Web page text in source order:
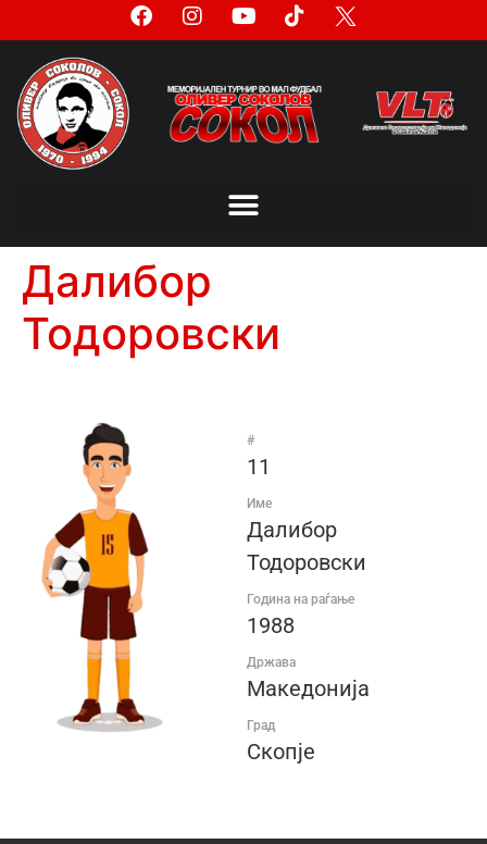
Далибор
Тодоровски
#
11
Име
Далибор
Тодоровски
Година на раѓање
1988
Држава
Македонија
Град
Скопје